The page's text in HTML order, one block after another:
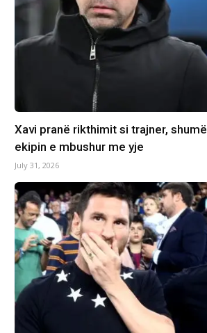
Xavi pranë rikthimit si trajner,
ekipin e mbushur me yje
July 31, 2026